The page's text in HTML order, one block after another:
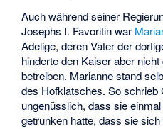
Auch während seiner
Josephs I. Favoritin war
Adelige, deren Vater der
hinderte den Kaiser aber
betreiben. Marianne stand
des Hofklatsches. So schrieb
ungenüsslich, dass sie
getrunken hatte, dass sie